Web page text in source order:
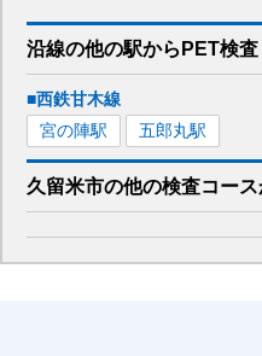
沿線の他の駅から PET検
■西鉄甘木線
宮の陣駅 五郎丸駅
久留米市の他の検査コー